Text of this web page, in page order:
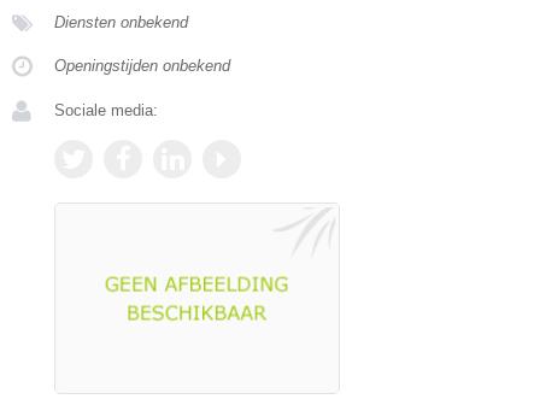
Diensten onbekend
Openingstijden onbekend
Sociale media: